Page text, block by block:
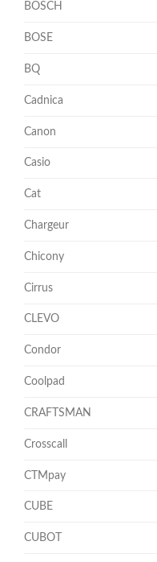
BOSCH
BOSE
BQ
Cadnica
Canon
Casio
Cat
Chargeur
Chicony
Cirrus
CLEVO
Condor
Coolpad
CRAFTSMAN
Crosscall
CTMpay
CUBE
CUBOT